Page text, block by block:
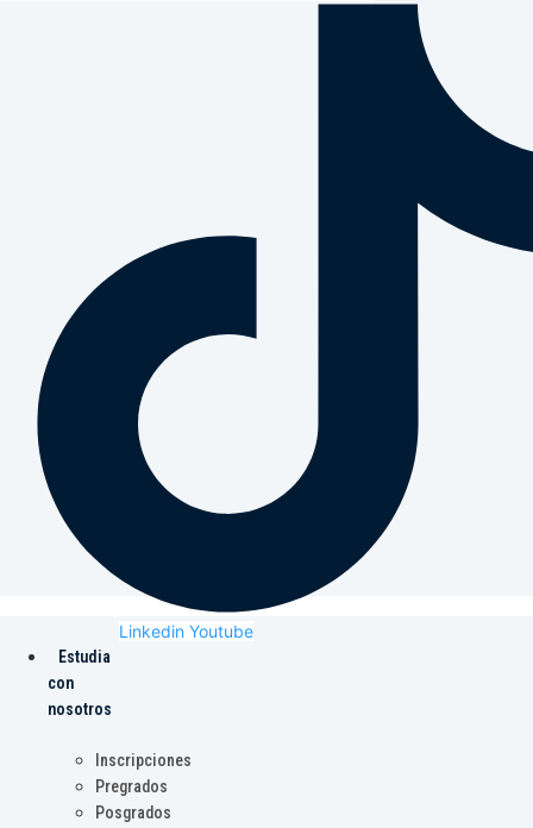
Linkedin Youtube
Estudia
con
nosotros
Inscripciones
Pregrados
Posgrados